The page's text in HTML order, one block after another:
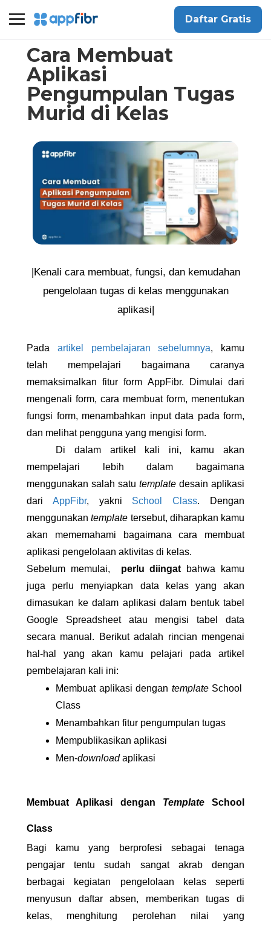
Daftar Gratis
Cara Membuat
Aplikasi
Pengumpulan Tugas
Murid di Kelas
|Kenali cara membuat, fungsi, dan kemudahan
pengelolaan tugas di kelas menggunakan
aplikasi|
Pada artikel pembelajaran sebelumnya, kamu
telah mempelajari bagaimana caranya
memaksimalkan fitur form AppFibr. Dimulai dari
mengenali form, cara membuat form, menentukan
fungsi form, menambahkan input data pada form,
dan melihat pengguna yang mengisi form.
Di dalam artikel kali ini, kamu akan
mempelajari lebih dalam bagaimana
menggunakan salah satu template desain aplikasi
dari AppFibr, yakni School Class. Dengan
menggunakan template tersebut, diharapkan kamu
akan mememahami bagaimana cara membuat
aplikasi pengelolaan aktivitas di kelas.
Sebelum memulai, perlu diingat
bahwa kamu
juga perlu menyiapkan data kelas yang akan
dimasukan ke dalam aplikasi dalam bentuk tabel
Google Spreadsheet atau mengisi tabel data
secara manual. Berikut adalah rincian mengenai
hal-hal yang akan kamu pelajari pada artikel
pembelajaran kali ini:
Membuat aplikasi dengan template School
Class
Menambahkan fitur pengumpulan tugas
Mempublikasikan aplikasi
Men-download aplikasi
Membuat Aplikasi dengan Template School
Class
Bagi kamu yang berprofesi sebagai tenaga
pengajar tentu sudah sangat akrab dengan
berbagai kegiatan pengelolaan kelas seperti
menyusun daftar absen, memberikan tugas di
kelas, menghitung perolehan nilai yang